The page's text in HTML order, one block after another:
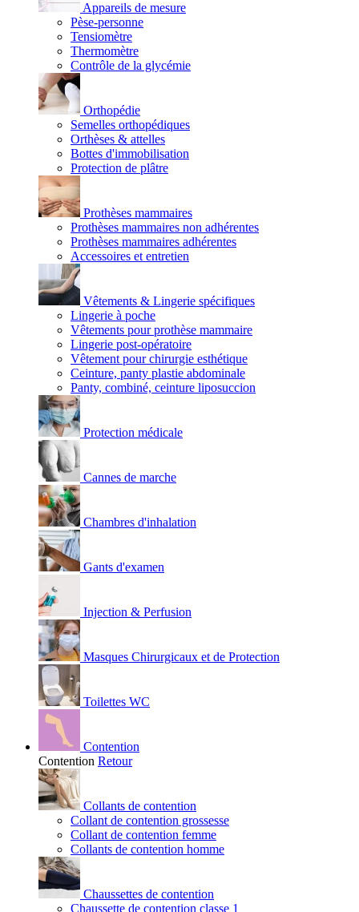
Appareils de mesure
Pèse-personne
Tensiomètre
Thermomètre
Contrôle de la glycémie
Orthopédie
Semelles orthopédiques
Orthèses & attelles
Bottes d'immobilisation
Protection de plâtre
Prothèses mammaires
Prothèses mammaires non adhérentes
Prothèses mammaires adhérentes
Accessoires et entretien
Vêtements & Lingerie spécifiques
Lingerie à poche
Vêtements pour prothèse mammaire
Lingerie post-opératoire
Vêtement pour chirurgie esthétique
Ceinture, panty plastie abdominale
Panty, combiné, ceinture liposuccion
Protection médicale
Cannes de marche
Chambres d'inhalation
Gants d'examen
Injection & Perfusion
Masques Chirurgicaux et de Protection
Toilettes WC
Contention
Contention Retour
Collants de contention
Collant de contention grossesse
Collant de contention femme
Collants de contention homme
Chaussettes de contention
Chaussette de contention classe 1